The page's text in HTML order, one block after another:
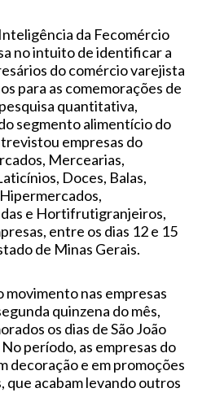
da Fecomércio
no intuito de identificar a
do comércio varejista
para as comemorações de
quantitativa,
segmento alimentício do
empresas do
Mercearias,
Doces, Balas,
e Hortifrutigranjeiros,
entre os dias 12 e 15
de Minas Gerais.
movimento nas empresas
quinzena do mês,
os dias de São João
período, as empresas do
decoração e em promoções
que acabam levando outros